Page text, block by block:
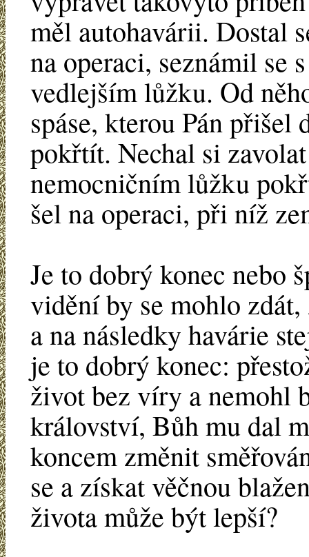
měl autohavárii. Dostal
na operaci, seznámil se
vedlejším lůžku. Od
spáse, kterou Pán
pokřtít. Nechal si
nemocničním lůžku
šel na operaci, při níž
Je to dobrý konec nebo
vidění by se mohlo
a na následky havárie
je to dobrý konec:
život bez víry a nemohl
království, Bůh mu dal
koncem změnit
se a získat věčnou
života může být lepší?